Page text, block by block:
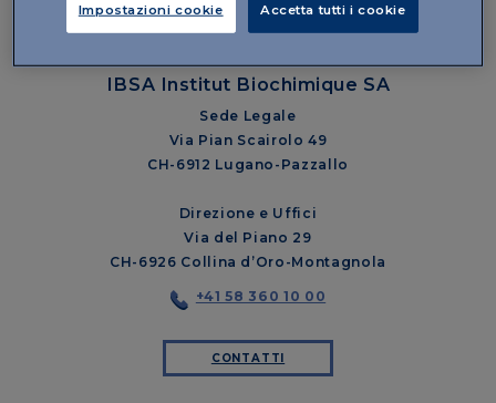
IBSA Institut Biochimique SA
Sede Legale
Via Pian Scairolo 49
CH-6912 Lugano-Pazzallo
Direzione e Uffici
Via del Piano 29
CH-6926 Collina d’Oro-Montagnola
+41 58 360 10 00
CONTATTI
Impostazioni cookie Accetta tutti i cookie